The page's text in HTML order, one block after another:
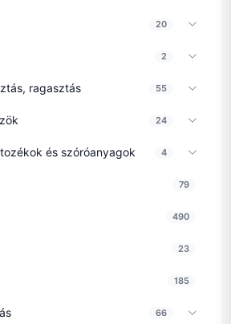
20
2
ragasztás 55
24
és szóróanyagok 4
79
490
23
185
66